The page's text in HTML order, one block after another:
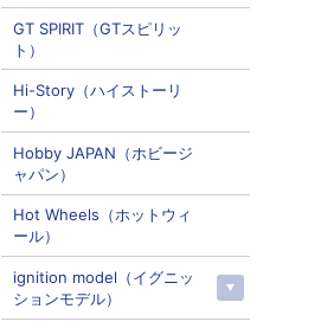
GT SPIRIT（GTスピリッ
ト）
Hi-Story（ハイストーリ
ー）
Hobby JAPAN（ホビージ
ャパン）
Hot Wheels（ホットウィ
ール）
ignition model（イグニッ
ションモデル）